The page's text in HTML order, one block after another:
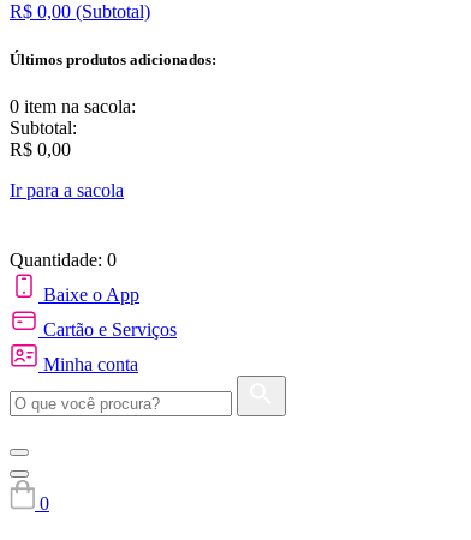
R$ 0,00 (Subtotal)
Últimos produtos adicionados:
0 item na sacola:
Subtotal:
R$ 0,00
Ir para a sacola
Quantidade: 0
Baixe o App
Cartão e Serviços
Minha conta
0